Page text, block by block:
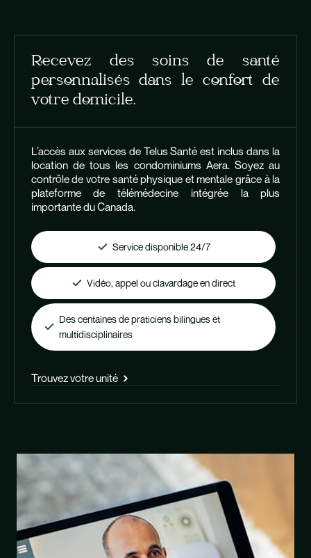
Recevez des soins de santé
personnalisés dans le confort de
votre domicile.
L’accès aux services de Telus Santé est inclus dans la
location de tous les condominiums Aera. Soyez au
contrôle de votre santé physique et mentale grâce à la
plateforme de télémédecine intégrée la plus
importante du Canada.
Service disponible 24/7
Vidéo, appel ou clavardage en direct
Des centaines de praticiens bilingues et
multidisciplinaires
Trouvez votre unité